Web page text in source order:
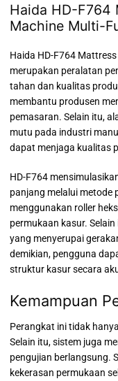
Haida HD-F764
Machine Multi-
Haida HD-F764
merupakan peralatan
tahan dan kualitas
membantu produsen
pemasaran. Selain itu,
mutu pada industri
dapat menjaga kualitas
HD-F764
panjang melalui metode
menggunakan roller
permukaan kasur.
yang menyerupai
demikian, pengguna
struktur kasur secara
Kemampuan
Perangkat ini tidak
Selain itu, sistem juga
pengujian berlangsung.
kekerasan permukaan